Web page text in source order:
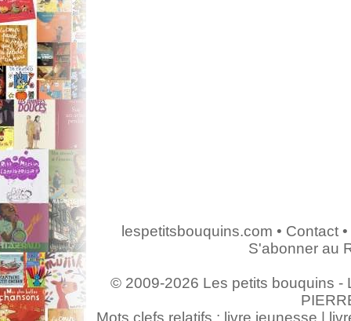
lespetitsbouquins.com • Contact•
S'abonner au
© 2009-2026 Les petits bouquins -
Mots clefs relatifs : livre jeunesse |